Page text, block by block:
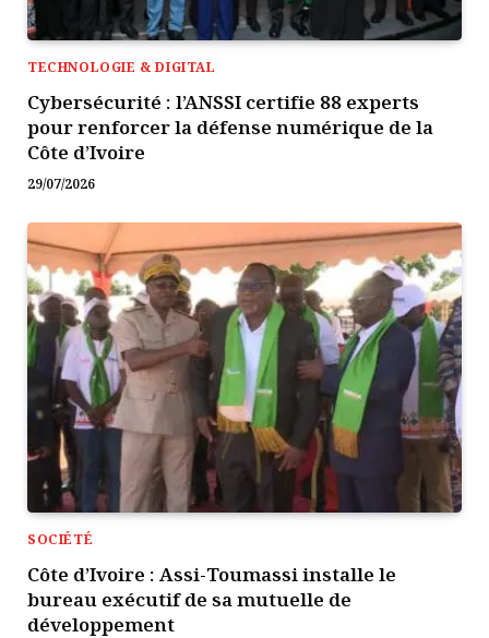
TECHNOLOGIE & DIGITAL
Cybersécurité : l’ANSSI certifie 88 experts
pour renforcer la défense numérique de la
Côte d’Ivoire
29/07/2026
SOCIÉTÉ
Côte d’Ivoire : Assi-Toumassi installe le
bureau exécutif de sa mutuelle de
développement